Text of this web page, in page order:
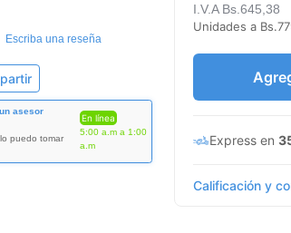
Escriba una reseña
asesor
puedo tomar
En línea
5:00 a.m a 1:00
a.m
I.V.A Bs.645,38
Unidades a
Express en
Calificación y